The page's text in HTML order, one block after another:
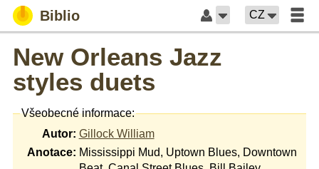
Biblio CZ
New Orleans Jazz
styles duets
Všeobecné informace:
Autor: Gillock William
Anotace: Mississippi Mud, Uptown Blues, Downtown